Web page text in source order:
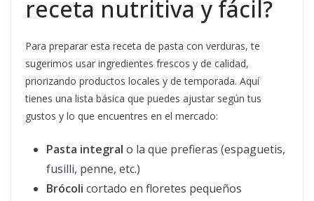
receta nutritiva y fácil?
Para preparar esta receta de pasta con verduras, te
sugerimos usar ingredientes frescos y de calidad,
priorizando productos locales y de temporada. Aquí
tienes una lista básica que puedes ajustar según tus
gustos y lo que encuentres en el mercado:
Pasta integral o la que prefieras (espaguetis,
fusilli, penne, etc.)
Brócoli cortado en floretes pequeños